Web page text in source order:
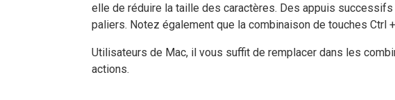
elle de réduire la taille des caractères. Des appuis successifs
paliers. Notez également que la combinaison de touches Ctrl
Utilisateurs de Mac, il vous suffit de remplacer dans les
actions.